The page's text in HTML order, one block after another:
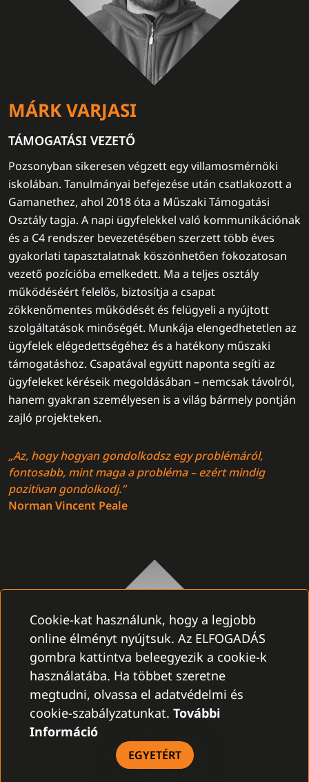
MÁRK VARJASI
TÁMOGATÁSI VEZETŐ
Pozsonyban sikeresen végzett egy villamosmérnöki
iskolában. Tanulmányai befejezése után csatlakozott a
Gamanethez, ahol 2018 óta a Műszaki Támogatási
Osztály tagja. A napi ügyfelekkel való kommunikációnak
és a C4 rendszer bevezetésében szerzett több éves
gyakorlati tapasztalatnak köszönhetően fokozatosan
vezető pozícióba emelkedett. Ma a teljes osztály
működéséért felelős, biztosítja a csapat
zökkenőmentes működését és felügyeli a nyújtott
szolgáltatások minőségét. Munkája elengedhetetlen az
ügyfelek elégedettségéhez és a hatékony műszaki
támogatáshoz. Csapatával együtt naponta segíti az
ügyfeleket kéréseik megoldásában – nemcsak távolról,
hanem gyakran személyesen is a világ bármely pontján
zajló projekteken.
„Az, hogy hogyan gondolkodsz egy problémáról,
fontosabb, mint maga a probléma – ezért mindig
pozitívan gondolkodj.”
Norman Vincent Peale
Cookie-kat használunk, hogy a legjobb
online élményt nyújtsuk. Az ELFOGADÁS
gombra kattintva beleegyezik a cookie-k
használatába. Ha többet szeretne
megtudni, olvassa el adatvédelmi és
cookie-szabályzatunkat. További
Információ
EGYETÉRT